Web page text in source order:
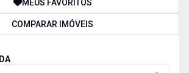
MEUS FAVORITOS
COMPARAR IMÓVEIS